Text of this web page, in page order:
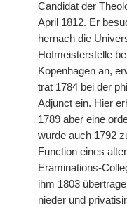
Candidat der
April 1812. Er
hernach die
Hofmeisterstelle
Kopenhagen an,
trat 1784 bei der
Adjunct ein. Hier
1789 aber eine
wurde auch 1792
Function eines
Eraminations-
ihm 1803
nieder und